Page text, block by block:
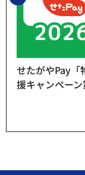
せたがやPay「
援キャンペー